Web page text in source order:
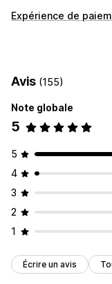
Types de
Points Remises en
Récompenses POS
Expérience de
Texte du widget
Messages
Avis (155)
Note globale
5
5
4
3
2
1
Écrire un avis